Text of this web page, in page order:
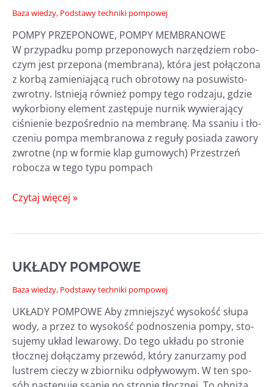
Baza wiedzy, Podstawy techniki pompowej
POMPY PRZEPONOWE, POMPY MEMBRANOWE
W przy­pad­ku pomp prze­po­no­wych narzę­dziem robo­
czym jest prze­po­na (mem­bra­na), któ­ra jest połą­czo­na
z kor­bą zamie­nia­ją­cą ruch obro­to­wy na posu­­wi­­sto-
zwro­t­ny. Ist­nie­ją rów­nież pom­py tego rodza­ju, gdzie
wykor­bio­ny ele­ment zastę­pu­je nur­nik wywie­ra­ją­cy
ciśnie­nie bez­po­śred­nio na mem­bra­nę. Ma ssa­niu i tło­
cze­niu pom­pa mem­bra­no­wa z regu­ły posia­da zawo­ry
zwrot­ne (np w for­mie klap gumo­wych) Prze­strzeń
robo­cza w tego typu pompach
POMPY
Czytaj więcej »
UKŁADY POMPOWE
Baza wiedzy, Podstawy techniki pompowej
UKŁADY POMPOWE Aby zmniej­szyć wyso­kość słu­pa
wody, a przez to wyso­kość pod­no­sze­nia pom­py, sto­
su­je­my układ lewa­ro­wy. Do tego ukła­du po stro­nie
tłocz­nej dołą­cza­my prze­wód, któ­ry zanu­rza­my pod
lustrem cie­czy w zbior­ni­ku odpły­wo­wym. W ten spo­